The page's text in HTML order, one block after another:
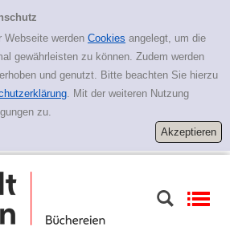
Webseite werden Cookies angelegt, um die
gewährleisten zu können. Zudem werden
und genutzt. Bitte beachten Sie hierzu
. Mit der weiteren Nutzung
zu.